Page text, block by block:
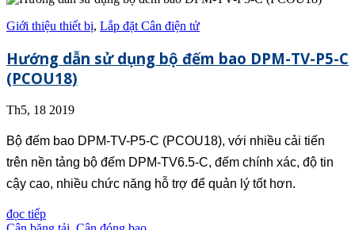
Giới thiệu thiết bị, Lắp đặt Cân điện tử
Hướng dẫn sử dụng bộ đếm bao DPM-TV-P5-C
(PCOU18)
Th5, 18 2019
Bộ đếm bao DPM-TV-P5-C (PCOU18), với nhiều cải tiến
trên nền tảng bộ đếm DPM-TV6.5-C, đếm chính xác, độ tin
cậy cao, nhiều chức năng hỗ trợ để quản lý tốt hơn.
đọc tiếp